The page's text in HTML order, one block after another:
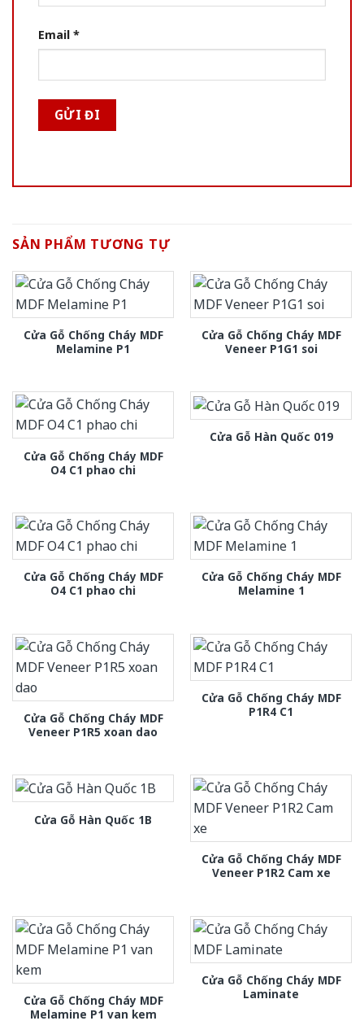
Email *
SẢN PHẨM TƯƠNG TỰ
Cửa Gỗ Chống Cháy MDF
Melamine P1
Cửa Gỗ Chống Cháy MDF
Veneer P1G1 soi
Cửa Gỗ Chống Cháy MDF
O4 C1 phao chi
Cửa Gỗ Hàn Quốc 019
Cửa Gỗ Chống Cháy MDF
O4 C1 phao chi
Cửa Gỗ Chống Cháy MDF
Melamine 1
Cửa Gỗ Chống Cháy MDF
Veneer P1R5 xoan dao
Cửa Gỗ Chống Cháy MDF
P1R4 C1
Cửa Gỗ Hàn Quốc 1B
Cửa Gỗ Chống Cháy MDF
Veneer P1R2 Cam xe
Cửa Gỗ Chống Cháy MDF
Melamine P1 van kem
Cửa Gỗ Chống Cháy MDF
Laminate